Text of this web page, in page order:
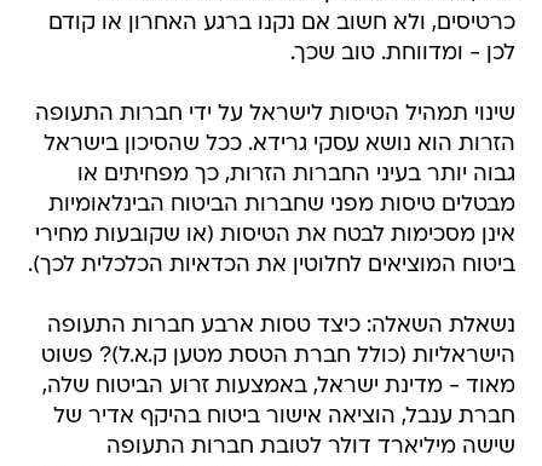
כרטיסים, ולא חשוב אם נקנו ברגע האחרון או קודם
לכן - ומדווחת. טוב שכך.
שינוי תמהיל הטיסות לישראל על ידי חברות התעופה
הזרות הוא נושא עסקי גרידא. ככל שהסיכון בישראל
גבוה יותר בעיני החברות הזרות, כך מפחיתים או
מבטלים טיסות מפני שחברות הביטוח הבינלאומיות
אינן מסכימות לבטח את הטיסות (או שקובעות מחירי
ביטוח המוציאים לחלוטין את הכדאיות הכלכלית לכך).
נשאלת השאלה: כיצד טסות ארבע חברות התעופה
הישראליות (כולל חברת הטסת מטען ק.א.ל)? פשוט
מאוד - מדינת ישראל, באמצעות זרוע הביטוח שלה,
חברת ענבל, הוציאה אישור ביטוח בהיקף אדיר של
שישה מיליארד דולר לטובת חברות התעופה